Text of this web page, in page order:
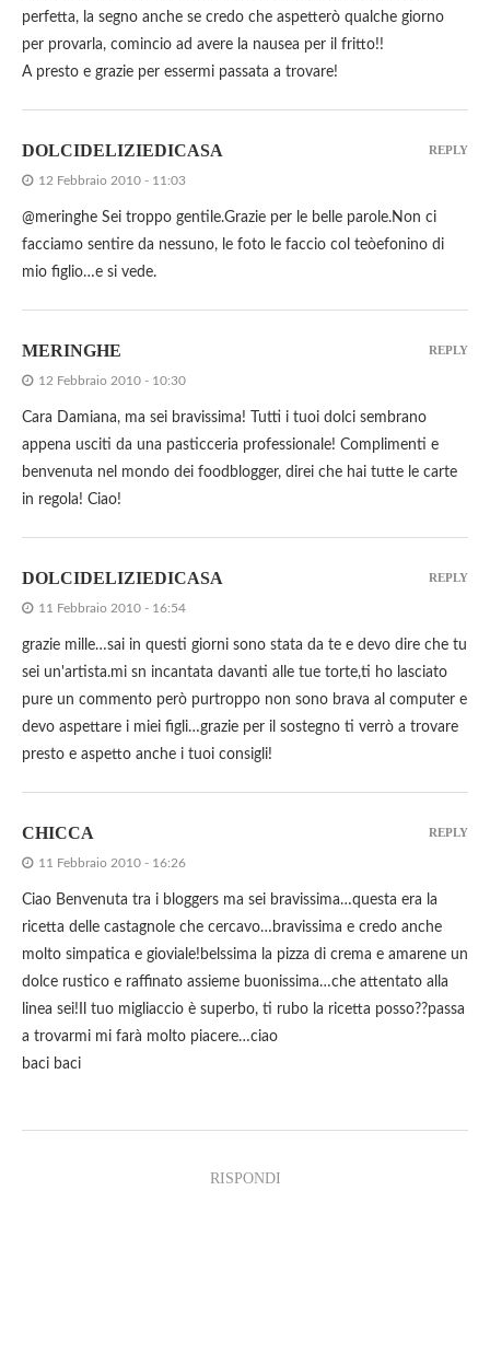
perfetta, la segno anche se credo che aspetterò qualche giorno
per provarla, comincio ad avere la nausea per il fritto!!
A presto e grazie per essermi passata a trovare!
DOLCIDELIZIEDICASA
12 Febbraio 2010 - 11:03
@meringhe Sei troppo gentile.Grazie per le belle parole.Non ci
facciamo sentire da nessuno, le foto le faccio col teòefonino di
mio figlio…e si vede.
REPLY
MERINGHE
12 Febbraio 2010 - 10:30
Cara Damiana, ma sei bravissima! Tutti i tuoi dolci sembrano
appena usciti da una pasticceria professionale! Complimenti e
benvenuta nel mondo dei foodblogger, direi che hai tutte le carte
in regola! Ciao!
REPLY
DOLCIDELIZIEDICASA
11 Febbraio 2010 - 16:54
grazie mille…sai in questi giorni sono stata da te e devo dire che tu
sei un'artista.mi sn incantata davanti alle tue torte,ti ho lasciato
pure un commento però purtroppo non sono brava al computer e
devo aspettare i miei figli…grazie per il sostegno ti verrò a trovare
presto e aspetto anche i tuoi consigli!
REPLY
CHICCA
11 Febbraio 2010 - 16:26
Ciao Benvenuta tra i bloggers ma sei bravissima…questa era la
ricetta delle castagnole che cercavo…bravissima e credo anche
molto simpatica e gioviale!belssima la pizza di crema e amarene un
dolce rustico e raffinato assieme buonissima…che attentato alla
linea sei!Il tuo migliaccio è superbo, ti rubo la ricetta posso??passa
a trovarmi mi farà molto piacere…ciao
baci baci
REPLY
RISPONDI